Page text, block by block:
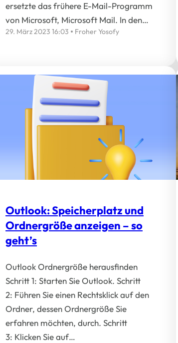
ersetzte das frühere E-Mail-Programm
von Microsoft, Microsoft Mail. In den…
29. März 2023 16:03 Froher Yosofy
Outlook: Speicherplatz und
Ordnergröße anzeigen – so
geht’s
Outlook Ordnergröße herausfinden
Schritt 1: Starten Sie Outlook. Schritt
2: Führen Sie einen Rechtsklick auf den
Ordner, dessen Ordnergröße Sie
erfahren möchten, durch. Schritt
3: Klicken Sie auf…